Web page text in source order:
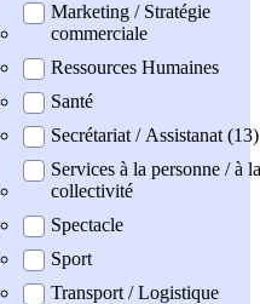
Marketing / Stratégie
commerciale
Ressources Humaines
Santé
Secrétariat / Assistanat (13)
Services à la personne / à la
collectivité
Spectacle
Sport
Transport / Logistique